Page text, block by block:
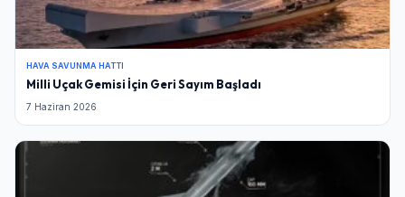
HAVA SAVUNMA HATTI
Milli Uçak Gemisi İçin Geri Sayım Başladı
7 Haziran 2026